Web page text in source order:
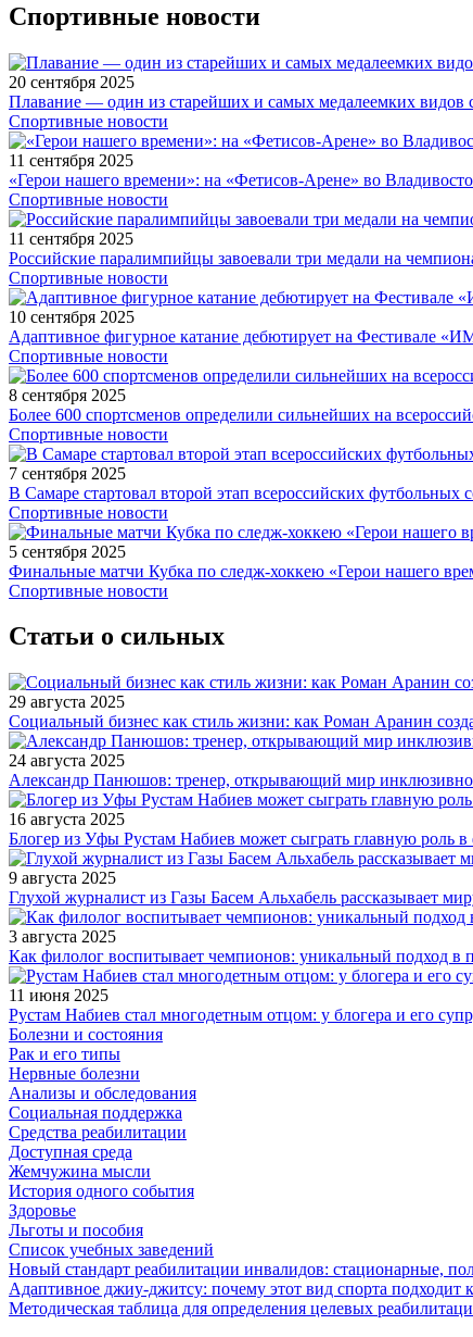
Спортивные новости
20 сентября 2025
Плавание — один из старейших и самых медалеемких видов
Спортивные новости
11 сентября 2025
«Герои нашего времени»: на «Фетисов-Арене» во
Спортивные новости
11 сентября 2025
Российские паралимпийцы завоевали три медали на
Спортивные новости
10 сентября 2025
Адаптивное фигурное катание дебютирует на Фестивале
Спортивные новости
8 сентября 2025
Более 600 спортсменов определили сильнейших на
Спортивные новости
7 сентября 2025
В Самаре стартовал второй этап всероссийских футбольных
Спортивные новости
5 сентября 2025
Финальные матчи Кубка по следж-хоккею «Герои нашего
Спортивные новости
Статьи о сильных
29 августа 2025
Социальный бизнес как стиль жизни: как Роман Аранин
24 августа 2025
Александр Панюшов: тренер, открывающий мир
16 августа 2025
Блогер из Уфы Рустам Набиев может сыграть главную роль
9 августа 2025
Глухой журналист из Газы Басем Альхабель рассказывает
3 августа 2025
Как филолог воспитывает чемпионов: уникальный подход в
11 июня 2025
Рустам Набиев стал многодетным отцом: у блогера и его
Болезни и состояния
Рак и его типы
Нервные болезни
Анализы и обследования
Социальная поддержка
Средства реабилитации
Доступная среда
Жемчужина мысли
История одного события
Здоровье
Льготы и пособия
Список учебных заведений
Новый стандарт реабилитации инвалидов: стационарные,
Адаптивное джиу-джитсу: почему этот вид спорта подходит
Методическая таблица для определения целевых